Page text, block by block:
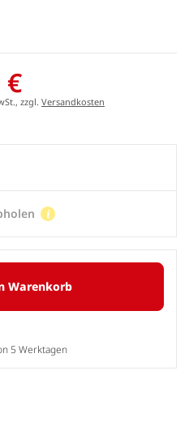
€
zzgl. Versandkosten
Warenkorb
5 Werktagen